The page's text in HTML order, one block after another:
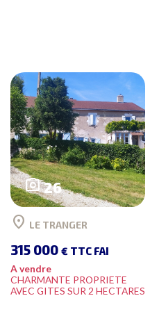
photo_camera26
location_on LE TRANGER
315 000€ TTC FAI
A vendre
CHARMANTE PROPRIETE
AVEC GITES SUR 2 HECTARES